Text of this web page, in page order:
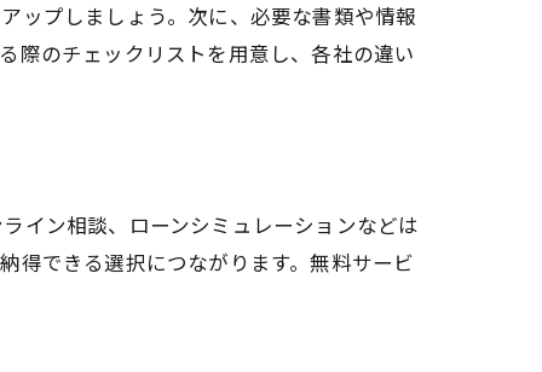
ップしましょう。次に、必要な書類や情報
際のチェックリストを用意し、各社の違い
イン相談、ローンシミュレーションなどは
得できる選択につながります。無料サービ